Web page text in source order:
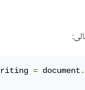
= document .